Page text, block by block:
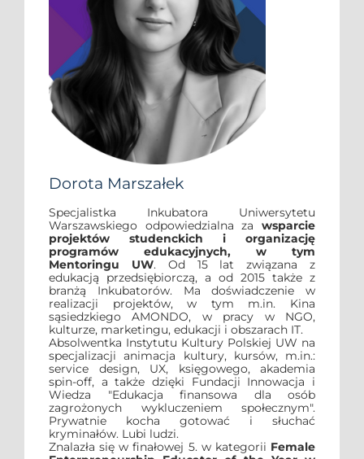
Dorota Marszałek
Specjalistka Inkubatora Uniwersytetu
Warszawskiego odpowiedzialna za wsparcie
projektów studenckich i organizację
programów edukacyjnych, w tym
Mentoringu UW. Od 15 lat związana z
edukacją przedsiębiorczą, a od 2015 także z
branżą Inkubatorów. Ma doświadczenie w
realizacji projektów, w tym m.in. Kina
sąsiedzkiego AMONDO, w pracy w NGO,
kulturze, marketingu, edukacji i obszarach IT.
Absolwentka Instytutu Kultury Polskiej UW na
specjalizacji animacja kultury, kursów, m.in.:
service design, UX, księgowego, akademia
spin-off, a także dzięki Fundacji Innowacja i
Wiedza "Edukacja finansowa dla osób
zagrożonych wykluczeniem społecznym".
Prywatnie kocha gotować i słuchać
kryminałów. Lubi ludzi.
Znalazła się w finałowej 5. w kategorii Female